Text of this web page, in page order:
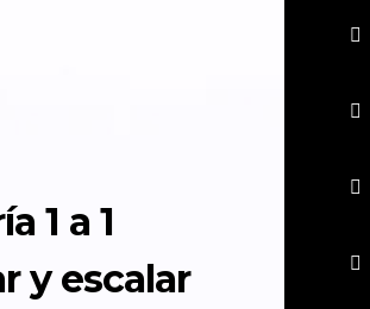
1 a 1
y escalar